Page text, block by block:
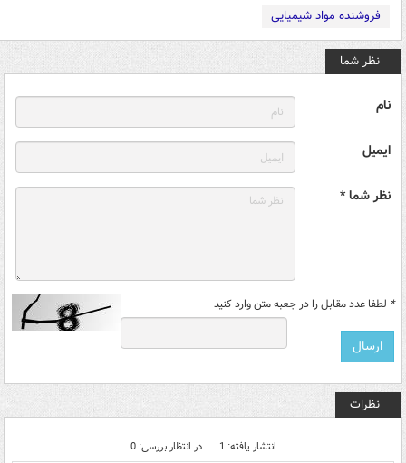
فروشنده مواد شیمیایی
نظر شما
نام
ایمیل
نظر شما *
* لطفا عدد مقابل را در جعبه متن وارد کنید
نظرات
انتشار یافته: 1 در انتظار بررسی: 0